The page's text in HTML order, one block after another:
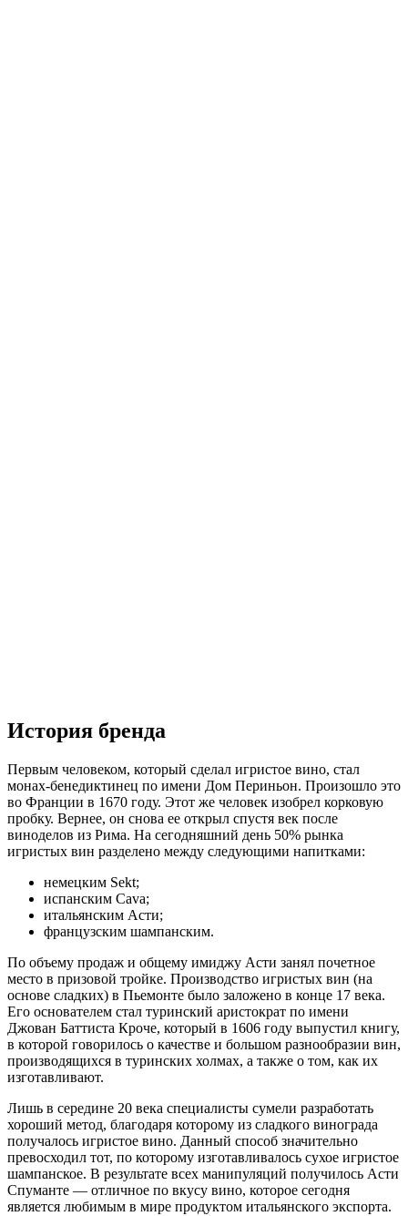
История бренда
Первым человеком, который сделал игристое вино, стал
монах-бенедиктинец по имени Дом Периньон. Произошло это
во Франции в 1670 году. Этот же человек изобрел корковую
пробку. Вернее, он снова ее открыл спустя век после
виноделов из Рима. На сегодняшний день 50% рынка
игристых вин разделено между следующими напитками:
немецким Sekt;
испанским Cava;
итальянским Асти;
французским шампанским.
По объему продаж и общему имиджу Асти занял почетное
место в призовой тройке. Производство игристых вин (на
основе сладких) в Пьемонте было заложено в конце 17 века.
Его основателем стал туринский аристократ по имени
Джован Баттиста Кроче, который в 1606 году выпустил книгу,
в которой говорилось о качестве и большом разнообразии вин,
производящихся в туринских холмах, а также о том, как их
изготавливают.
Лишь в середине 20 века специалисты сумели разработать
хороший метод, благодаря которому из сладкого винограда
получалось игристое вино. Данный способ значительно
превосходил тот, по которому изготавливалось сухое игристое
шампанское. В результате всех манипуляций получилось Асти
Спуманте — отличное по вкусу вино, которое сегодня
является любимым в мире продуктом итальянского экспорта.